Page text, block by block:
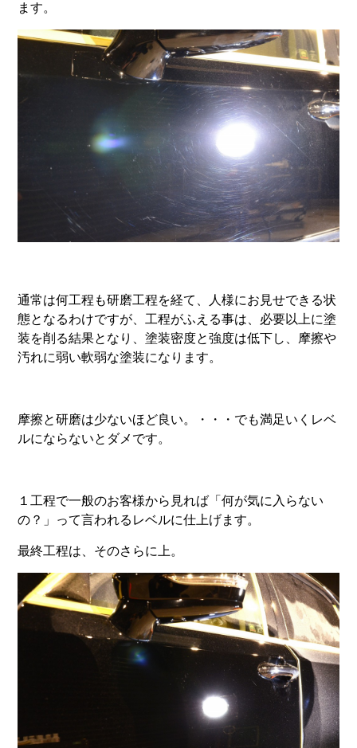
ます。
通常は何工程も研磨工程を経て、人様にお見せできる状
態となるわけですが、工程がふえる事は、必要以上に塗
装を削る結果となり、塗装密度と強度は低下し、摩擦や
汚れに弱い軟弱な塗装になります。
摩擦と研磨は少ないほど良い。・・・でも満足いくレベ
ルにならないとダメです。
１工程で一般のお客様から見れば「何が気に入らない
の？」って言われるレベルに仕上げます。
最終工程は、そのさらに上。